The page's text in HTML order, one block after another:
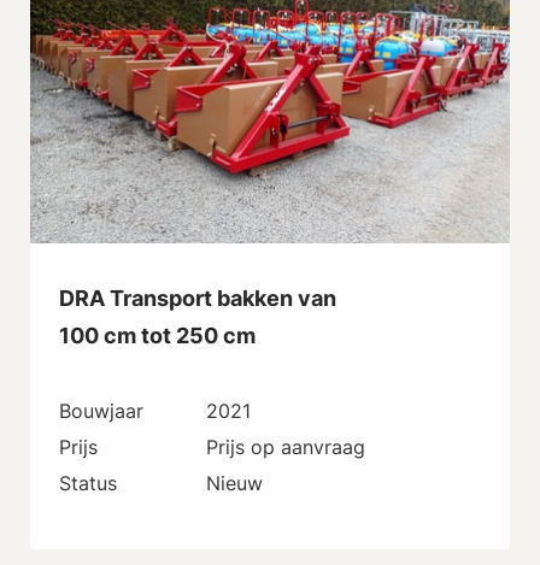
DRA Transport bakken van
100 cm tot 250 cm
Bouwjaar
2021
Prijs
Prijs op aanvraag
Status
Nieuw